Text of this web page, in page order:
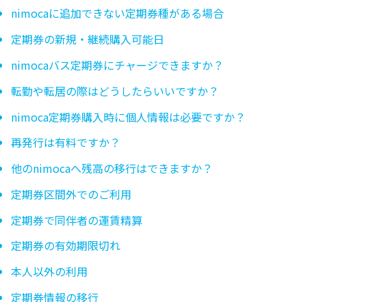
nimocaに追加できない定期券種がある場合
定期券の新規・継続購入可能日
nimocaバス定期券にチャージできますか？
転勤や転居の際はどうしたらいいですか？
nimoca定期券購入時に個人情報は必要ですか？
再発行は有料ですか？
他のnimocaへ残高の移行はできますか？
定期券区間外でのご利用
定期券で同伴者の運賃精算
定期券の有効期限切れ
本人以外の利用
定期券情報の移行